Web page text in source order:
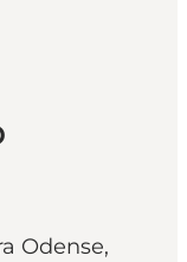
Odense,